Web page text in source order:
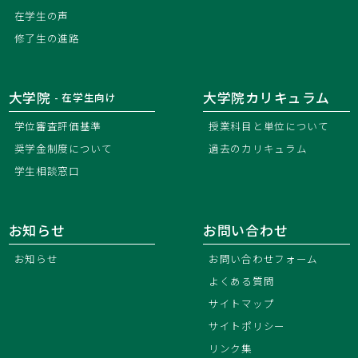
在学生の声
修了生の進路
大学院 - 在学生向け
学位審査評価基準
奨学金制度について
学生相談窓口
大学院カリキュラム
授業科目と単位について
過去のカリキュラム
お知らせ
お知らせ
お問い合わせ
お問い合わせフォーム
よくある質問
サイトマップ
サイトポリシー
リンク集